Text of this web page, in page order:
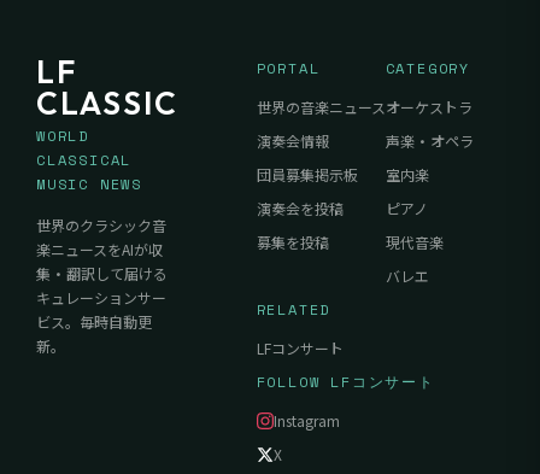
LF
CLASSIC
WORLD
CLASSICAL
MUSIC NEWS
世界のクラシック音
楽ニュースをAIが収
集・翻訳して届ける
キュレーションサー
ビス。毎時自動更
新。
PORTAL
世界の音楽ニュース
演奏会情報
団員募集掲示板
演奏会を投稿
募集を投稿
CATEGORY
オーケストラ
声楽・オペラ
室内楽
ピアノ
現代音楽
バレエ
RELATED
LFコンサート
FOLLOW LFコンサート
Instagram
X